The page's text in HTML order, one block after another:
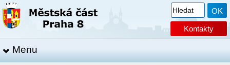
Kontakty
Menu